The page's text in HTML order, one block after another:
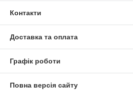
Контакти
Доставка та оплата
Графік роботи
Повна версія сайту